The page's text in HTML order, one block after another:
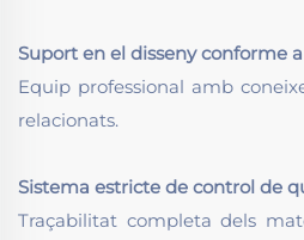
Suport en el disseny conforme a
Equip professional amb
relacionats.
Sistema estricte de control de
Traçabilitat completa dels